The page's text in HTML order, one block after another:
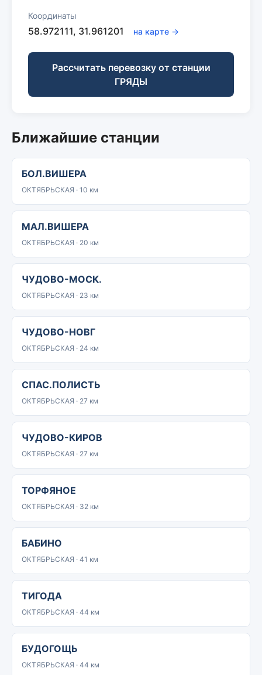
Координаты
58.972111, 31.961201 на карте →
Рассчитать перевозку от станции
ГРЯДЫ
Ближайшие станции
БОЛ.ВИШЕРА
ОКТЯБРЬСКАЯ · 10 км
МАЛ.ВИШЕРА
ОКТЯБРЬСКАЯ · 20 км
ЧУДОВО-МОСК.
ОКТЯБРЬСКАЯ · 23 км
ЧУДОВО-НОВГ
ОКТЯБРЬСКАЯ · 24 км
СПАС.ПОЛИСТЬ
ОКТЯБРЬСКАЯ · 27 км
ЧУДОВО-КИРОВ
ОКТЯБРЬСКАЯ · 27 км
ТОРФЯНОЕ
ОКТЯБРЬСКАЯ · 32 км
БАБИНО
ОКТЯБРЬСКАЯ · 41 км
ТИГОДА
ОКТЯБРЬСКАЯ · 44 км
БУДОГОЩЬ
ОКТЯБРЬСКАЯ · 44 км